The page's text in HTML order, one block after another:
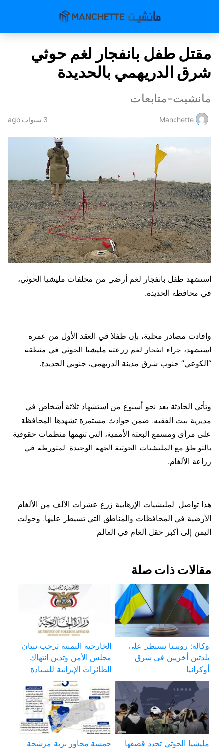
مقتل طفل بانفجار لغم حوثي
شرق الدريهمي بالحديدة
مانشيت-متابعات
Manchette 3 سنوات ago
استشهد طفل بانفجار لغم أرضي من مخلفات مليشيا الحوثي،
في محافظة الحديدة.
وافادت مصادر محلية، بإن طفلا في العقد الأول من عمره
استشهد، جراء انفجار لغم زرعته مليشيا الحوثي في منطقة
“الكوعي” جنوب شرق مدينة الدريهمي، جنوبي الحديدة.
وتأتي الحادثة بعد نحو أسبوع من استشهاد ثلاثة أشخاص في
مديرية بيت الفقيه، ضمن حوادث مستمرة تشهدها المحافظة
على مرأى ومسمع البعثة الأممية، التي تتهمها منظمات حقوقية
بالتواطؤ مع المليشيات الحوثية الجهة الوحيدة المتورطة في
زراعة الألغام.
هذا تواصل المليشيات الإرهابية زرع عشرات الألف من الألغام
الأرضية في المحافظات والمناطق التي تسيطر عليها، وحولت
اليمن إلى أكبر حقل ألغام في العالم
مقالات ذات صلة
وكالة: روسيا تسيطر على
بلدتين أخريين في شرق
أوكرانيا
الخارجية اليمنية ترحب ببيان
مجلس الأمن وتدين انتهاك
الطائرات الإيرانية للسيادة
مليشيا الحوثي تجدد قصفها
خمسة محاور برية مرشحة